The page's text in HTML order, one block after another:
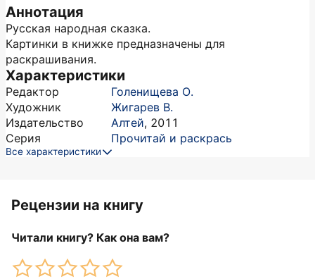
Аннотация
Русская народная сказка.
Картинки в книжке предназначены для
раскрашивания.
Характеристики
Редактор
Голенищева О.
Художник
Жигарев В.
Издательство
Алтей, 2011
Серия
Прочитай и раскрась
Все характеристики
Рецензии на книгу
Читали книгу? Как она вам?